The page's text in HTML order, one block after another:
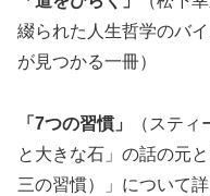
綴られた人生哲学のバ
が見つかる一冊）
「7つの習慣」
（ステ
と大きな石」の話の元
三の習慣）」について